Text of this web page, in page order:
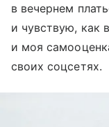
в вечернем
и чувствую, как
и моя
своих соцсетях.